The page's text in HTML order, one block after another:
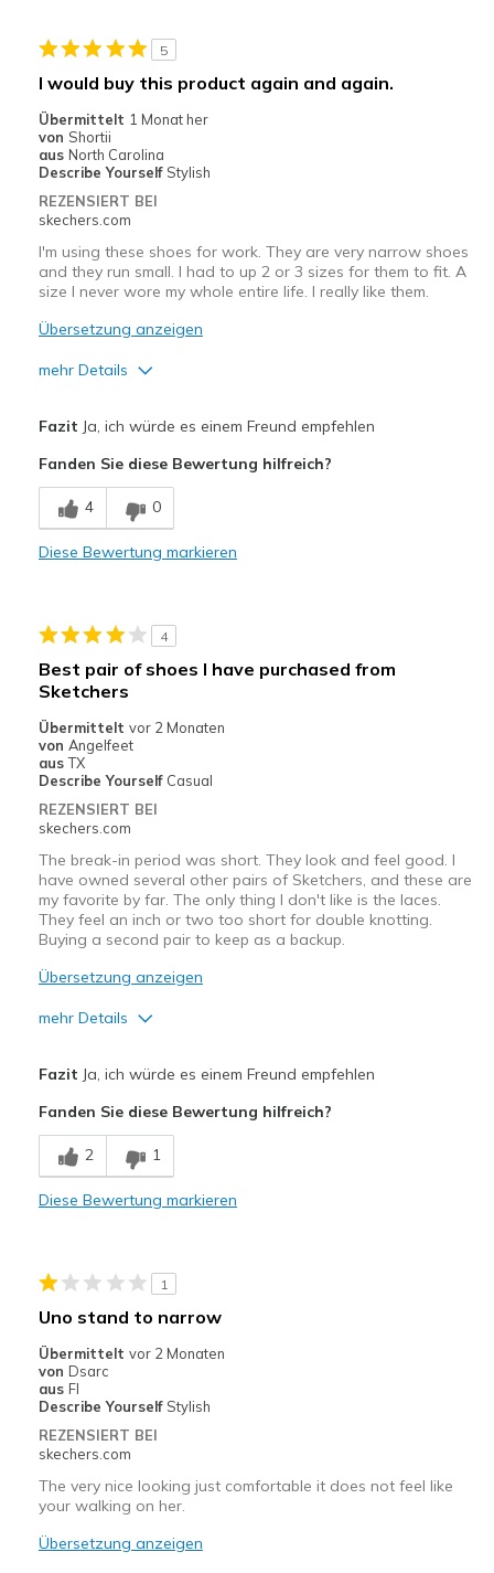
View On Shoes
I'm Into Shoes
5
I would buy this product again and again.
Übermittelt 1 Monat her
von Shortii
aus North Carolina
Describe Yourself Stylish
REZENSIERT BEI
skechers.com
I'm using these shoes for work. They are very narrow shoes
and they run small. I had to up 2 or 3 sizes for them to fit. A
size I never wore my whole entire life. I really like them.
Übersetzung anzeigen
mehr Details
Breathe Well
Comfortable
Geeignete Verwendung
Casual Wear
Width
Feels too narrow
Sizing
Fazit Ja, ich würde es einem Freund empfehlen
Fanden Sie diese Bewertung hilfreich?
4 0
Diese Bewertung markieren
4
Best pair of shoes I have purchased from
Sketchers
Übermittelt vor 2 Monaten
von Angelfeet
aus TX
Describe Yourself Casual
REZENSIERT BEI
skechers.com
The break-in period was short. They look and feel good. I
have owned several other pairs of Sketchers, and these are
my favorite by far. The only thing I don't like is the laces.
They feel an inch or two too short for double knotting.
Buying a second pair to keep as a backup.
Übersetzung anzeigen
mehr Details
Geeignete Verwendung
Casual Wear
View On Shoes
Shoes are for Wearing
Fazit Ja, ich würde es einem Freund empfehlen
Fanden Sie diese Bewertung hilfreich?
2 1
Diese Bewertung markieren
1
Uno stand to narrow
Übermittelt vor 2 Monaten
von Dsarc
aus Fl
Describe Yourself Stylish
REZENSIERT BEI
skechers.com
The very nice looking just comfortable it does not feel like
your walking on her.
Übersetzung anzeigen